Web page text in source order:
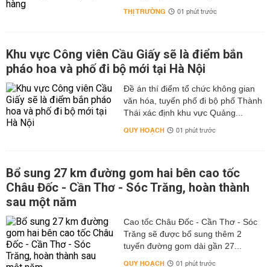
THỊ TRƯỜNG 01 phút trước
Khu vực Công viên Cầu Giấy sẽ là điểm bắn
pháo hoa và phố đi bộ mới tại Hà Nội
Đề án thí điểm tổ chức không gian
văn hóa, tuyến phố đi bộ phố Thành
Thái xác định khu vực Quảng...
QUY HOẠCH 01 phút trước
Bổ sung 27 km đường gom hai bên cao tốc
Châu Đốc - Cần Thơ - Sóc Trăng, hoàn thành
sau một năm
Cao tốc Châu Đốc - Cần Thơ - Sóc
Trăng sẽ được bổ sung thêm 2
tuyến đường gom dài gần 27...
QUY HOẠCH 01 phút trước